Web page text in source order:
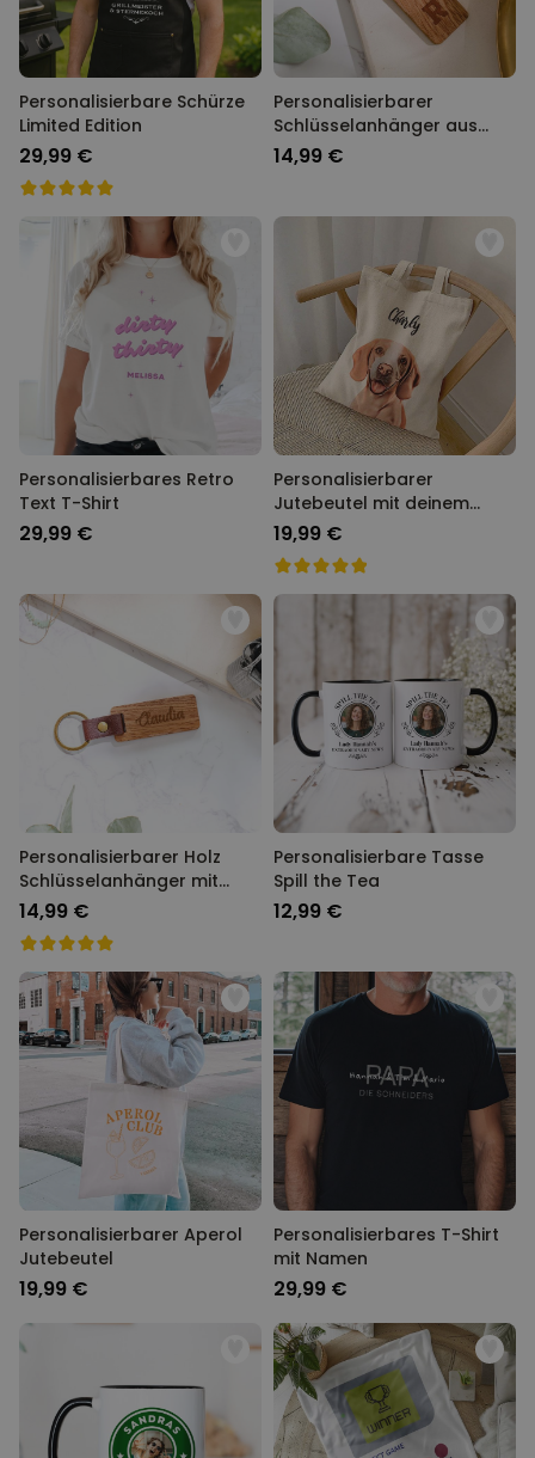
Personalisierbare Schürze
Limited Edition
29,99 €
Personalisierbarer
Schlüsselanhänger aus
Holz mit Symbolen
14,99 €
Personalisierbares Retro
Text T-Shirt
29,99 €
Personalisierbarer
Jutebeutel mit deinem
Haustier als Comic
19,99 €
Personalisierbarer Holz
Schlüsselanhänger mit
Name
14,99 €
Personalisierbare Tasse
Spill the Tea
12,99 €
Personalisierbarer Aperol
Jutebeutel
19,99 €
Personalisierbares T-Shirt
mit Namen
29,99 €